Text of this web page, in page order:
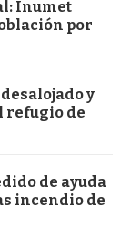
Inumet
por
y
refugio de
de ayuda
incendio de